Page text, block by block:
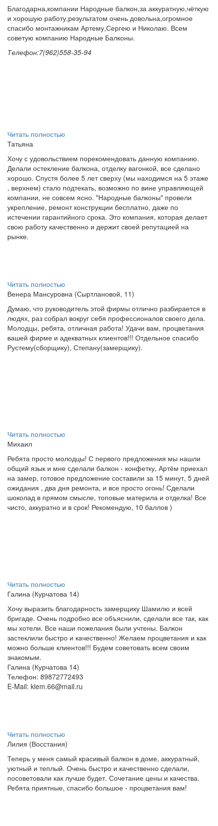
Благодарна,компании Народные балкон,за аккуратную,чёткую
и хорошую работу,результатом очень довольна,огромное
спасибо монтажникам Артему,Сергею и Николаю. Всем
советую компанию Народные Балконы.
Телефон:7(962)558-35-94
Читать полностью
Татьяна
Хочу с удовольствием порекомендовать данную компанию.
Делали остекление балкона, отделку вагонкой, все сделано
хорошо. Спустя более 5 лет сверху (мы находимся на 5 этаже
, верхнем) стало подтекать, возможно по вине управляющей
компании, не совсем ясно. "Народные балконы" провели
укрепление, ремонт конструкции бесплатно, даже по
истечении гарантийного срока. Это компания, которая делает
свою работу качественно и держит своей репутацией на
рынке.
Читать полностью
Венера Мансуровна (Сыртлановой, 11)
Думаю, что руководитель этой фирмы отлично разбирается в
людях, раз собрал вокруг себя профессионалов своего дела.
Молодцы, ребята, отличная работа! Удачи вам, процветания
вашей фирме и адекватных клиентов!!! Отдельное спасибо
Рустему(сборщику), Степану(замерщику).
Читать полностью
Михаил
Ребята просто молодцы! С первого предложения мы нашли
общий язык и мне сделали балкон - конфетку, Артём приехал
на замер, готовое предложение составили за 15 минут, 5 дней
ожидания , два дня ремонта, и все просто огонь! Сделали
шоколад в прямом смысле, топовые материла и отделка! Все
чисто, аккуратно и в срок! Рекомендую, 10 баллов )
Читать полностью
Галина (Курчатова 14)
Хочу выразить благодарность замерщику Шамилю и всей
бригаде. Очень подробно все объяснили, сделали все так, как
мы хотели. Все наши пожелания были учтены. Балкон
застеклили быстро и качественно! Желаем процветания и как
можно больше клиентов!!! Будем советовать всем своим
знакомым.
Галина (Курчатова 14)
Телефон: 89872772493
E-Mail: klem.66@mail.ru
Читать полностью
Лилия (Восстания)
Теперь у меня самый красивый балкон в доме, аккуратный,
уютный и теплый. Очень быстро и качественно сделали,
посоветовали как лучше будет. Сочетание цены и качества.
Ребята приятные, спасибо большое - процветания вам!